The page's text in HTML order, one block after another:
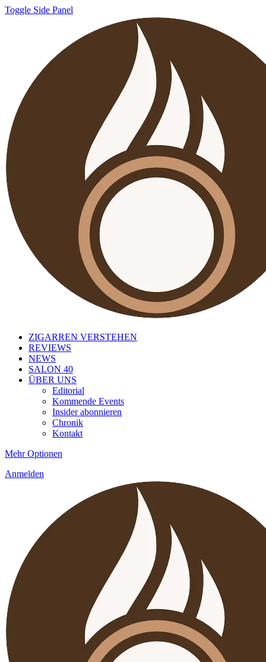
Toggle Side Panel
ZIGARREN VERSTEHEN
REVIEWS
NEWS
SALON 40
ÜBER UNS
Editorial
Kommende Events
Insider abonnieren
Chronik
Kontakt
Mehr Optionen
Anmelden